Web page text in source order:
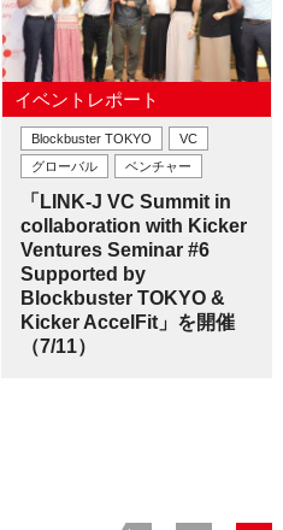
イベントレポート
Blockbuster TOKYO
VC
グローバル
ベンチャー
「LINK-J VC Summit in
collaboration with Kicker
Ventures Seminar #6
Supported by
Blockbuster TOKYO &
Kicker AccelFit」を開催
（7/11）